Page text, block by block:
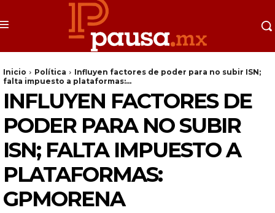
Inicio Política
Influyen factores de poder para no subir ISN;
falta impuesto a plataformas:...
INFLUYEN FACTORES DE
PODER PARA NO SUBIR
ISN; FALTA IMPUESTO A
PLATAFORMAS:
GPMORENA